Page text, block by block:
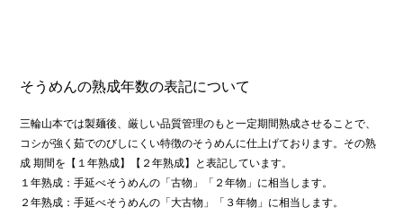
そうめんの熟成年数の表記について
三輪山本では製麺後、厳しい品質管理のもと一定期間熟成させることで、
コシが強く茹でのびしにくい特徴のそうめんに仕上げております。その熟
成 期間を【１年熟成】【２年熟成】と表記しています。
１年熟成：手延べそうめんの「古物」「２年物」に相当します。
２年熟成：手延べそうめんの「大古物」「３年物」に相当します。